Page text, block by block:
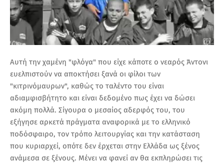
Αυτή την χαμένη "φλόγα" που είχε κάποτε ο νεαρός Άντονι
ευελπιστούν να αποκτήσει ξανά οι φίλοι των
"κιτρινόμαυρων", καθώς το ταλέντο του είναι
αδιαμφισβήτητο και είναι δεδομένο πως έχει να δώσει
ακόμη πολλά. Σίγουρα ο μεσαίος αδερφός του, του
εξήγησε αρκετά πράγματα αναφορικά με το ελληνικό
ποδόσφαιρο, τον τρόπο λειτουργίας και την κατάσταση
που κυριαρχεί, οπότε δεν έρχεται στην Ελλάδα ως ξένος
ανάμεσα σε ξένους. Μένει να φανεί αν θα εκπληρώσει τις